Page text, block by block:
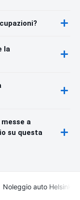
la
a
su questa
Noleggio auto Helsinki